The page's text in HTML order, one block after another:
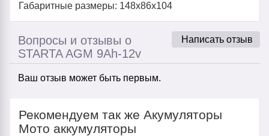
Габаритные размеры: 148х86х104
Написать отзыв
Вопросы и отзывы о
STARTA AGM 9Ah-12v
Ваш отзыв может быть первым.
Рекомендуем так же Акумуляторы
Мото аккумуляторы